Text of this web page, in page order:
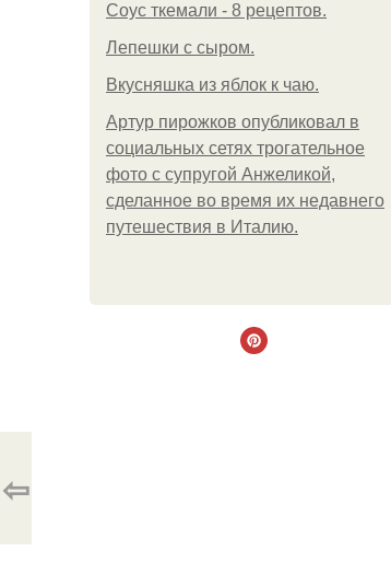
Соус ткемали - 8 рецептов.
Лепешки с сыром.
Вкусняшка из яблок к чаю.
Артур пирожков опубликовал в
социальных сетях трогательное
фото с супругой Анжеликой,
сделанное во время их недавнего
путешествия в Италию.
⇦